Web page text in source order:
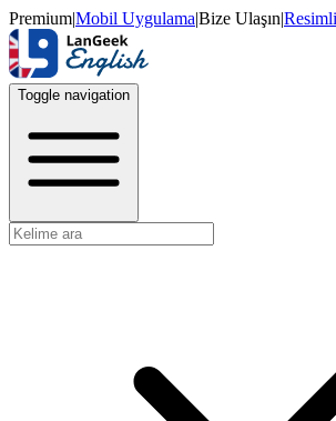
Premium|Mobil Uygulama|Bize Ulaşın|
Toggle navigation